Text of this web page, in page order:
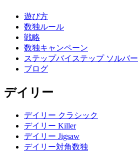
遊び方
数独ルール
戦略
数独キャンペーン
ステップバイステップ ソルバー
ブログ
デイリー
デイリー クラシック
デイリー Killer
デイリー Jigsaw
デイリー対角数独